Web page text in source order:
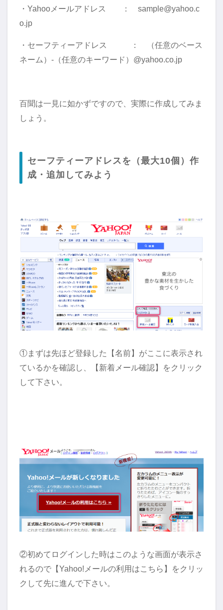
・Yahooメールアドレス ： sample@yahoo.c
o.jp
・セーフティーアドレス ： （任意のベース
ネーム）-（任意のキーワード）@yahoo.co.jp
百聞は一見に如かずですので、実際に作成してみま
しょう。
セーフティーアドレスを（最大10個）作
成・追加してみよう
①まずは先ほど登録した【名前】がここに表示され
ているかを確認し、【新着メール確認】をクリック
して下さい。
②初めてログインした時はこのような画面が表示さ
れるので【Yahoo!メールの利用はこちら】をクリッ
クして先に進んで下さい。